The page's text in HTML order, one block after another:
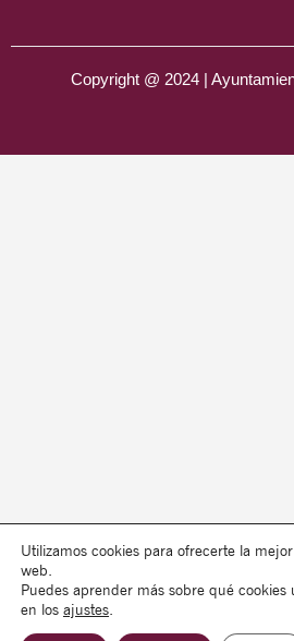
Copyright @ 2024 |
Utilizamos cookies para ofrecerte la
web.
Puedes aprender más sobre qué cookies
en los ajustes